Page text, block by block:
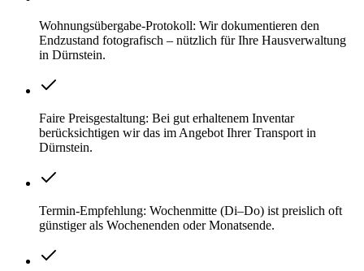
Wohnungsübergabe-Protokoll: Wir dokumentieren den
Endzustand fotografisch – nützlich für Ihre Hausverwaltung
in Dürnstein.
Faire Preisgestaltung: Bei gut erhaltenem Inventar
berücksichtigen wir das im Angebot Ihrer Transport in
Dürnstein.
Termin-Empfehlung: Wochenmitte (Di–Do) ist preislich oft
günstiger als Wochenenden oder Monatsende.